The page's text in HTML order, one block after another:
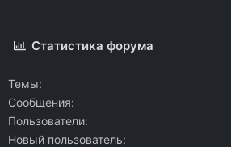
Статистика форума
Темы
Сообщения
Пользователи
Новый пользователь